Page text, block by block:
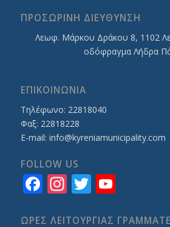
ΠΡΟΣΩΡΙΝΗ ΔΙΕΥΘΥΝΣΗ
Λεωφ. Mάρκου Δράκου 8, 1102
οδόφραγμα Λήδρα
ΕΠΙΚΟΙΝΩΝΙΑ
Τηλέφωνο: 22818040
Φαξ: 22818228
E-mail: info@kyreniamunicipality.com
FOLLOW US
Facebook
Instagram
Twitter
ΩΡΕΣ ΛΕΙΤΟΥΡΓΙΑΣ